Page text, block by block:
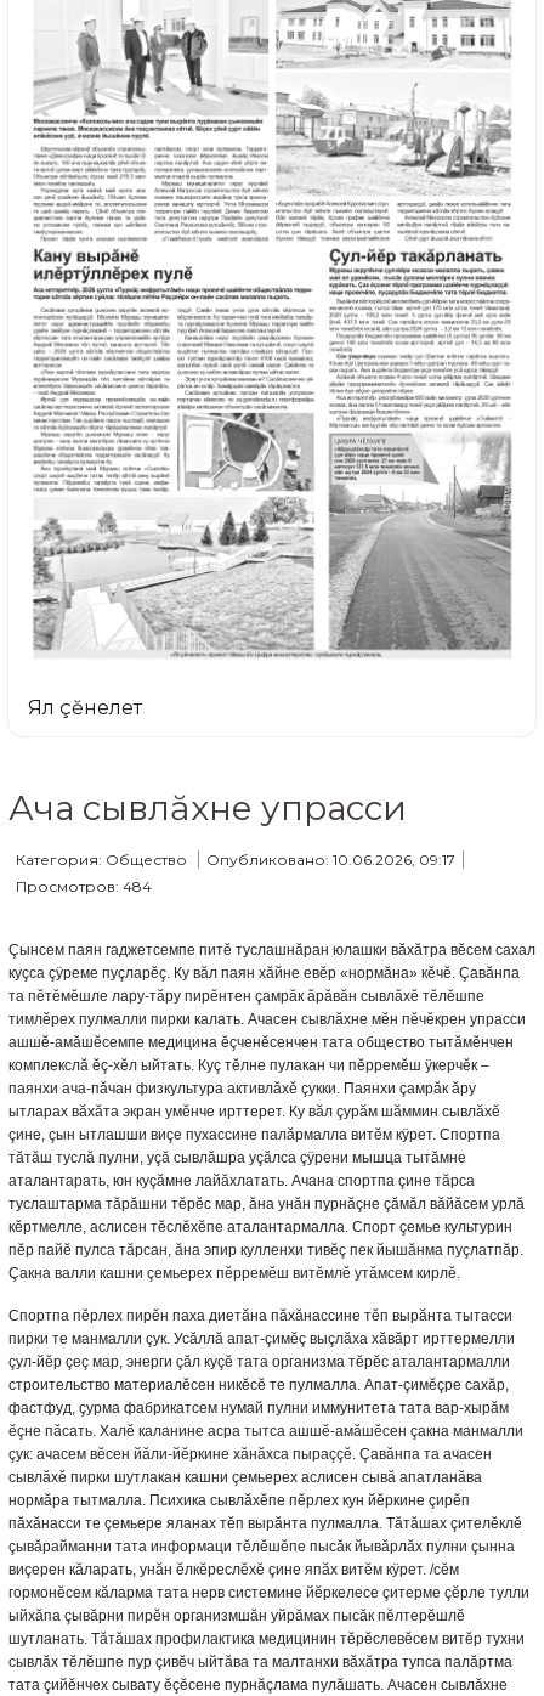
Ял çĕнелет
Ача сывлăхне упрасси
Категория: Общество
Опубликовано: 10.06.2026, 09:17
Просмотров: 484
Çынсем паян гаджетсемпе питĕ туслашнăран юлашки вăхăтра вĕсем сахал
куçса çÿреме пуçларĕç. Ку вăл паян хăйне евĕр «нормăна» кĕчĕ. Çавăнпа
та пĕтĕмĕшле лару-тăру пирĕнтен çамрăк ăрăвăн сывлăхĕ тĕлĕшпе
тимлĕрех пулмалли пирки калать. Ачасен сывлăхне мĕн пĕчĕкрен упрасси
ашшĕ-амăшĕсемпе медицина ĕçченĕсенчен тата общество тытăмĕнчен
комплекслă ĕç-хĕл ыйтать. Куç тĕлне пулакан чи пĕрремĕш ÿкерчĕк –
паянхи ача-пăчан физкультура активлăхĕ çукки. Паянхи çамрăк ăру
ытларах вăхăта экран умĕнче ирттерет. Ку вăл çурăм шăммин сывлăхĕ
çине, çын ытлашши виçе пухассине палăрмалла витĕм кÿрет. Спортпа
тăтăш туслă пулни, уçă сывлăшра уçăлса çÿрени мышца тытăмне
аталантарать, юн куçăмне лайăхлатать. Ачана спортпа çине тăрса
туслаштарма тăрăшни тĕрĕс мар, ăна унăн пурнăçне çăмăл вăйăсем урлă
кĕртмелле, аслисен тĕслĕхĕпе аталантармалла. Спорт çемье культурин
пĕр пайĕ пулса тăрсан, ăна эпир кулленхи тивĕç пек йышăнма пуçлатпăр.
Çакна валли кашни çемьерех пĕрремĕш витĕмлĕ утăмсем кирлĕ.
Спортпа пĕрлех пирĕн паха диетăна пăхăнассине тĕп вырăнта тытасси
пирки те манмалли çук. Усăллă апат-çимĕç выçлăха хăвăрт ирттермелли
çул-йĕр çеç мар, энерги çăл куçĕ тата организма тĕрĕс аталантармалли
строительство материалĕсен никĕсĕ те пулмалла. Апат-çимĕçре сахăр,
фастфуд, çурма фабрикатсем нумай пулни иммунитета тата вар-хырăм
ĕçне пăсать. Халĕ каланине асра тытса ашшĕ-амăшĕсен çакна манмалли
çук: ачасем вĕсен йăли-йĕркине хăнăхса пыраççĕ. Çавăнпа та ачасен
сывлăхĕ пирки шутлакан кашни çемьерех аслисен сывă апатланăва
нормăра тытмалла. Психика сывлăхĕпе пĕрлех кун йĕркине çирĕп
пăхăнасси те çемьере яланах тĕп вырăнта пулмалла. Тăтăшах çителĕклĕ
çывăрайманни тата информаци тĕлĕшĕпе пысăк йывăрлăх пулни çынна
виçерен кăларать, унăн ĕлкĕреслĕхĕ çине япăх витĕм кÿрет. /сĕм
гормонĕсем кăларма тата нерв системине йĕркелесе çитерме çĕрле тулли
ыйхăпа çывăрни пирĕн организмшăн уйрăмах пысăк пĕлтерĕшлĕ
шутланать. Тăтăшах профилактика медицинин тĕрĕслевĕсем витĕр тухни
сывлăх тĕлĕшпе пур çивĕч ыйтăва та малтанхи вăхăтра тупса палăртма
тата çийĕнчех сывату ĕçĕсене пурнăçлама пулăшать. Ачасен сывлăхне